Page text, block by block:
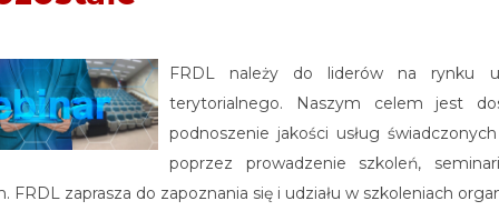
FRDL należy do liderów na rynku
terytorialnego. Naszym celem jest
podnoszenie jakości usług
poprzez prowadzenie szkoleń,
FRDL zaprasza do zapoznania się i udziału w szkoleniach